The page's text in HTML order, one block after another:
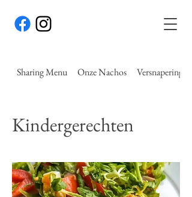
Sharing Menu Onze Nachos Versnaperingen
Kindergerechten